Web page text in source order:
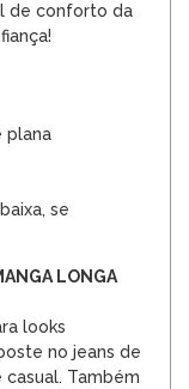
de conforto da
plana
se
LONGA
looks
no jeans de
Também